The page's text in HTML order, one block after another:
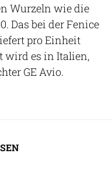
Wurzeln wie die
Das bei der Fenice
pro Einheit
wird es in Italien,
GE Avio.